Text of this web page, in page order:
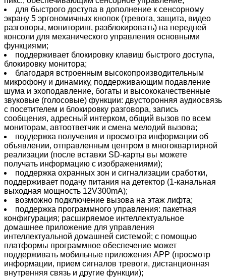
для быстрого доступа в дополнение к сенсорному
экрану 5 эргономичных кнопок (тревога, защита, видео
разговоры, мониторинг, разблокировать) на передней
консоли для механического управления основными
функциями;
поддерживает блокировку клавиш быстрого доступа,
блокировку монитора;
благодаря встроенным высокопроизводительным
микрофону и динамику, поддерживающим подавление
шума и эхоподавление, богаты и высококачественные
звуковые (голосовые) функции: двусторонняя аудиосвязь
с посетителем и блокировку разговора, запись
сообщения, адресный интерком, общий вызов по всем
мониторам, автоответчик и смена мелодий вызова;
поддержка получения и просмотра информации об
объявлении, отправленным центром в многоквартирной
реализации (после вставки SD-карты вы можете
получать информацию с изображениями);
поддержка охранных зон и сигнализации сработки,
поддерживает подачу питания на детектор (1-канальная
выходная мощность 12V300mA);
возможно подключение вызова на этаж лифта;
поддержка программного управления: пакетная
конфигурация; расширяемое интеллектуальное
домашнее приложение для управления
интеллектуальной домашней системой; с помощью
платформы программное обеспечение может
поддерживать мобильные приложения APP (просмотр
информации, прием сигналов тревоги, дистанционная
внутренняя связь и другие функции);